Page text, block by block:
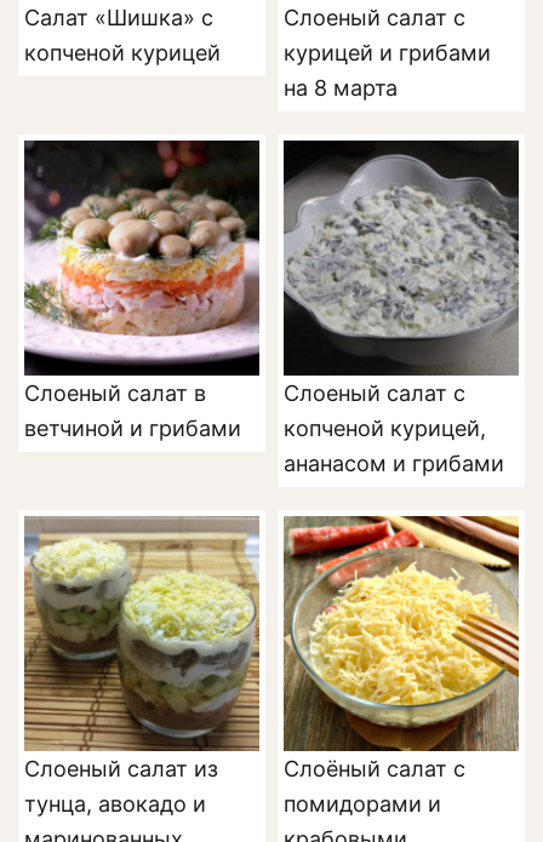
Салат «Шишка» с
копченой курицей
Слоеный салат с
курицей и грибами
на 8 марта
Слоеный салат в
ветчиной и грибами
Слоеный салат с
копченой курицей,
ананасом и грибами
Слоеный салат из
тунца, авокадо и
Слоёный салат с
помидорами и